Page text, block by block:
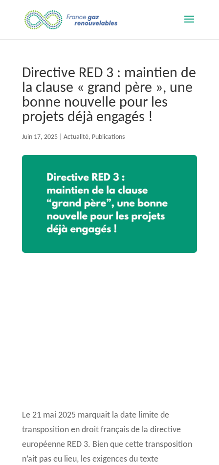
Directive RED 3 : maintien de
la clause « grand père », une
bonne nouvelle pour les
projets déjà engagés !
Juin 17, 2025| Actualité, Publications
Le 21 mai 2025 marquait la date limite de
transposition en droit français de la directive
européenne RED 3. Bien que cette transposition
n’ait pas eu lieu, les exigences du texte